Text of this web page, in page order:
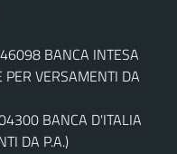
BANCA INTESA
PER VERSAMENTI DA
BANCA D'ITALIA
DA P.A.)